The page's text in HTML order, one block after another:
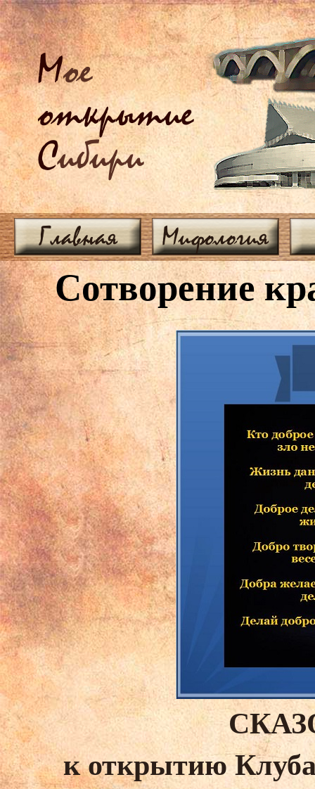
Мое
открытие
Сибири
Главная Мифология
Сотворение
к открытию